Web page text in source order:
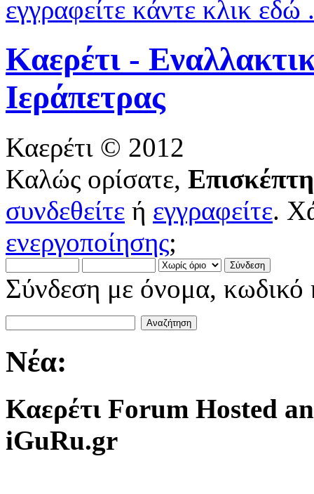
εγγραφείτε κάντε κλικ εδώ
Καερέτι -
Ιεράπετρας
Καερέτι © 2012
Καλώς ορίσατε,
συνδεθείτε ή εγγραφείτε.
ενεργοποίησης;
Σύνδεση με όνομα, κωδικό
Νέα:
Καερέτι Forum Hosted
iGuRu.gr